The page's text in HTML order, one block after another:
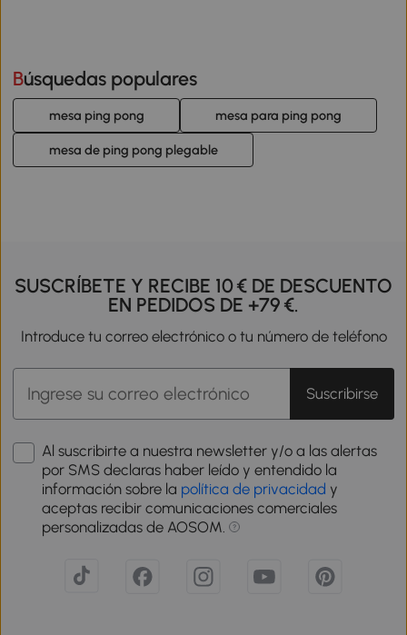
Búsquedas populares
mesa ping pong mesa para ping pong
mesa de ping pong plegable
SUSCRÍBETE Y RECIBE 10 € DE DESCUENTO
EN PEDIDOS DE +79 €.
Introduce tu correo electrónico o tu número de teléfono
Suscribirse
Al suscribirte a nuestra newsletter y/o a las alertas
por SMS declaras haber leído y entendido la
información sobre la política de privacidad y
aceptas recibir comunicaciones comerciales
personalizadas de AOSOM.